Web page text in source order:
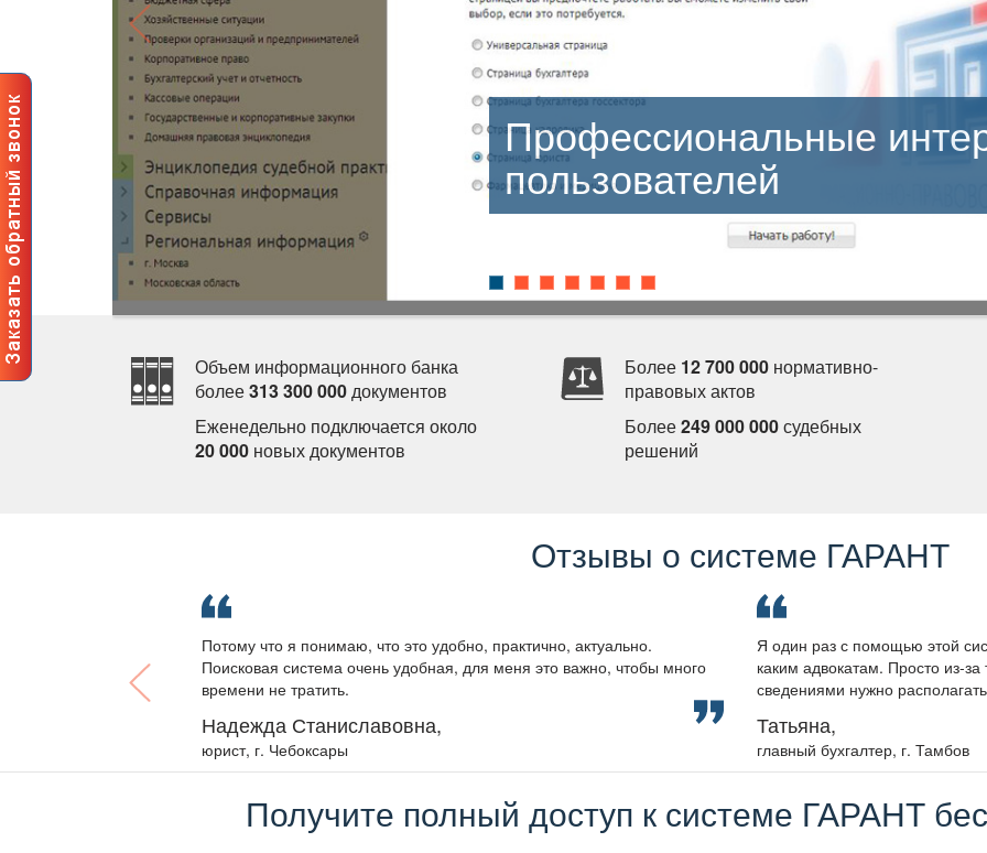
Профессиональные
пользователей
Объем информационного банка
олее313 300 000документо
Еженедельно подключается около
20 000 новых документо
Более 12 700 000 нормативно-
правовых акто
Более249 000 000судебных
решений
Отзывы о системе ГАРАНТ
Потому что я понимаю, что это удобно, практично, актуально.
Поисковая система очень удобная, для меня это важно, чтобы много
ремени не тратить.
Надежда Станиславовна,
юрист, г. Чебоксары
Я один раз с помощью этой
каким адвокатам. Просто из-
сведениями нужно
Татьяна,
лавный бухгалтер, г. Тамбо
Получите полный доступ к системе ГАРАНТ